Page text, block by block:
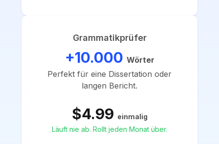
Grammatikprüfer
+10.000 Wörter
Perfekt für eine Dissertation oder
langen Bericht.
$4.99 einmalig
Läuft nie ab. Rollt jeden Monat über.